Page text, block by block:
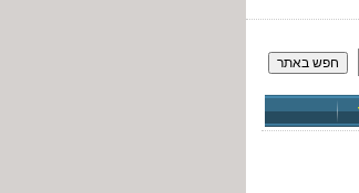
חפש באתר